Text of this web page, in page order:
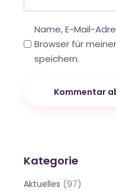
Name, E-Mail-
Browser für
speichern.
Kommentar
Kategorie
Aktuelles (97)